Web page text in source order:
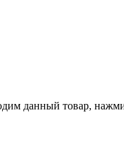
данный товар,